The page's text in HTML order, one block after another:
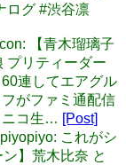
ログ #渋谷凛
【青木瑠璃子
プリティーダー
連してエアグル
がファミ通配信
ニコ生… [Post]
これがシ
】荒木比奈 と